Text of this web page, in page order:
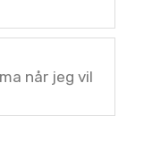
når jeg vil